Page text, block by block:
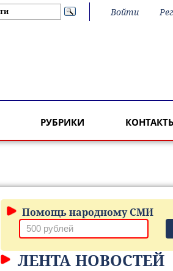
Войти
РУБРИКИ
Помощь народному СМИ
ЛЕНТА НОВОСТЕЙ